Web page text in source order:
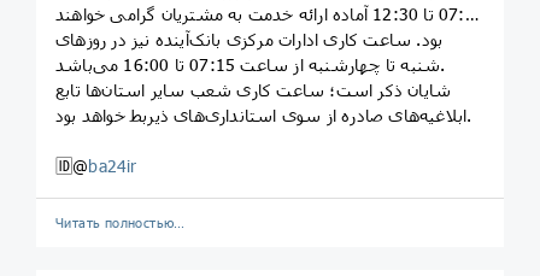
07:30 تا 12:30 آماده ارائه خدمت به مشتریان گرامی خواهند
بود. ساعت کاری ادارات مرکزی بانک‌آینده نیز در روزهای
شنبه تا چهارشنبه از ساعت 07:15 تا 16:00 می‌باشد.
شایان ذکر است؛ ساعت کاری شعب سایر استان‌ها تابع
ابلاغیه‌های صادره از سوی استانداری‌های ذیربط خواهد بود.
🆔@ba24ir
Читать полностью…